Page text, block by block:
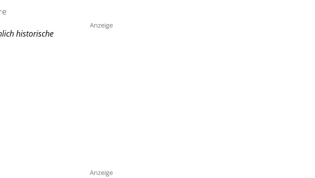
historische
Anzeige
Anzeige